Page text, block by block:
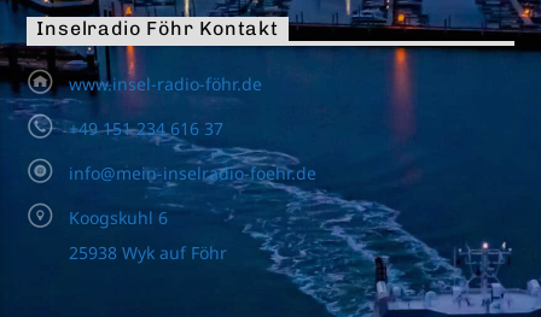
Inselradio Föhr Kontakt
www.insel-radio-föhr.de
+49 151 234 616 37
info@mein-inselradio-foehr.de
Koogskuhl 6
25938 Wyk auf Föhr